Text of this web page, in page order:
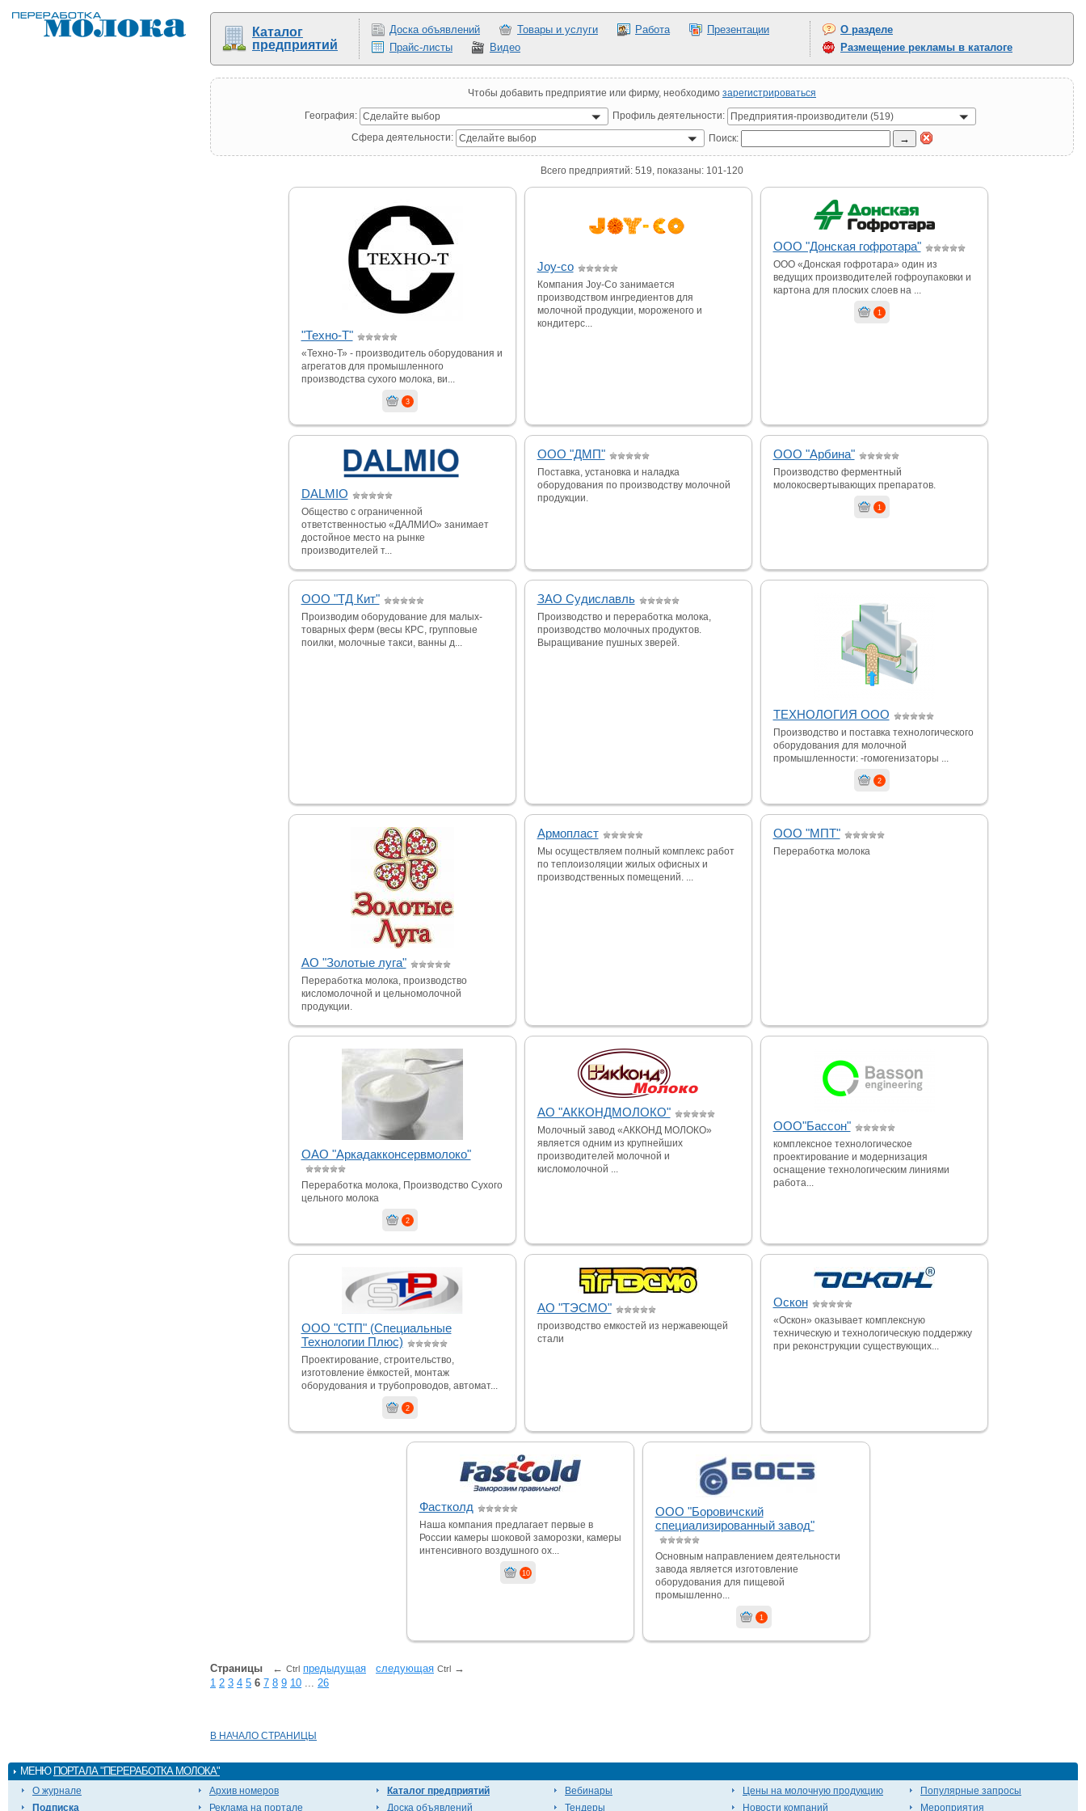
Каталог
предприятий
Доска объявлений Товары и услуги Работа
Презентации
Прайс-листы
Видео
О разделе
Размещение рекламы в каталоге
Чтобы добавить предприятие или фирму, необходимо зарегистрироваться
География: Сделайте выбор Профиль деятельности:
Предприятия-производители (519)
Сфера деятельности: Сделайте выбор Поиск:
Всего предприятий: 519, показаны: 101-120
"Техно-Т"
«Техно-Т» - производитель оборудования и
агрегатов для промышленного
производства сухого молока, ви...
3
Joy-co
Компания Joy-Co занимается
производством ингредиентов для
молочной продукции, мороженого и
кондитерс...
ООО "Донская гофротара"
ООО «Донская гофротара» один из
ведущих производителей гофроупаковки и
картона для плоских слоев на ...
1
DALMIO
Общество с ограниченной
ответственностью «ДАЛМИО» занимает
достойное место на рынке
производителей т...
ООО "ДМП"
Поставка, установка и наладка
оборудования по производству молочной
продукции.
ООО "Арбина"
Производство ферментный
молокосвертывающих препаратов.
1
ООО "ТД Кит"
Производим оборудование для малых-
товарных ферм (весы КРС, групповые
поилки, молочные такси, ванны д...
ЗАО Судиславль
Производство и переработка молока,
производство молочных продуктов.
Выращивание пушных зверей.
ТЕХНОЛОГИЯ ООО
Производство и поставка технологического
оборудования для молочной
промышленности: -гомогенизаторы ...
2
АО "Золотые луга"
Переработка молока, производство
кисломолочной и цельномолочной
продукции.
Армопласт
Мы осуществляем полный комплекс работ
по теплоизоляции жилых офисных и
производственных помещений. ...
ООО "МПТ"
Переработка молока
ОАО "Аркадакконсервмолоко"
Переработка молока, Производство Сухого
цельного молока
2
АО "АККОНДМОЛОКО"
Молочный завод «АККОНД МОЛОКО»
является одним из крупнейших
производителей молочной и
кисломолочной ...
ООО"Бассон"
комплексное технологическое
проектирование и модернизация
оснащение технологическим линиями
работа...
ООО "СТП" (Специальные
Технологии Плюс)
Проектирование, строительство,
изготовление ёмкостей, монтаж
оборудования и трубопроводов, автомат...
2
АО "ТЭСМО"
производство емкостей из нержавеющей
стали
Оскон
«Оскон» оказывает комплексную
техническую и технологическую поддержку
при реконструкции существующих...
Фастколд
Наша компания предлагает первые в
России камеры шоковой заморозки, камеры
интенсивного воздушного ох...
10
ООО "Боровичский
специализированный завод"
Основным направлением деятельности
завода является изготовление
оборудования для пищевой
промышленно...
1
Страницы ← Ctrl предыдущая cледующая Ctrl →
1 2 3 4 5 6 7 8 9 10 ... 26
В НАЧАЛО СТРАНИЦЫ
МЕНЮ ПОРТАЛА "ПЕРЕРАБОТКА МОЛОКА"
О журнале
Подписка
Архив номеров
Реклама на портале
Каталог предприятий
Доска объявлений
Вебинары
Тендеры
Цены на молочную продукцию
Новости компаний
Популярные запросы
Мероприятия